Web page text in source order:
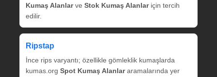
Kumaş Alanlarve Stok Kumaş Alanlariçin tercih
edilir.
Ripstap
İnce rips varyantı; özellikle gömleklik kumaşlarda
kumas.org Spot Kumaş Alanlararamalarında yer